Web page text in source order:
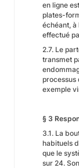
en ligne
plates-
échéant, à
effectué
2.7. Le
transmet
processus
exemple
§ 3
3.1. La
habituels
que le
sur 24.